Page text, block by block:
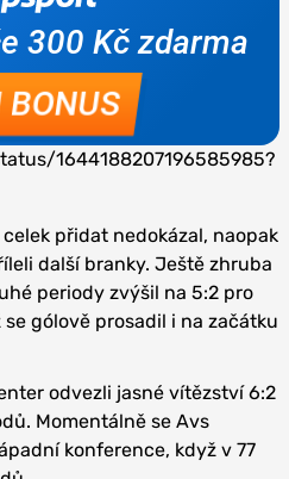
1644188207196585985?
přidat nedokázal, naopak
další branky. Ještě zhruba
periody zvýšil na 5:2 pro
gólově prosadil i na začátku
odvezli jasné vítězství 6:2
Momentálně se Avs
konference, když v 77